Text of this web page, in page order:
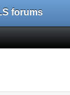
forums